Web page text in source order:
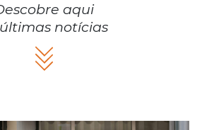
aqui
notícias